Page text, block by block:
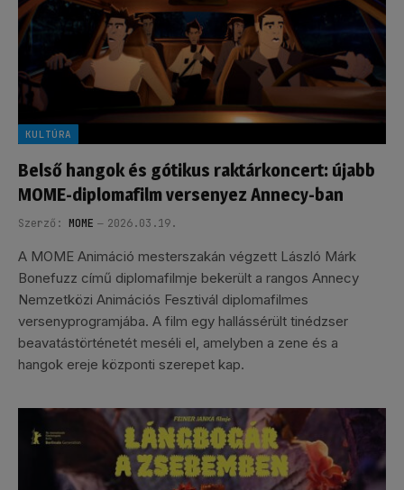
KULTÚRA
Belső hangok és gótikus raktárkoncert: újabb
MOME-diplomafilm versenyez Annecy-ban
Szerző: MOME 2026.03.19.
A MOME Animáció mesterszakán végzett László Márk
Bonefuzz című diplomafilmje bekerült a rangos Annecy
Nemzetközi Animációs Fesztivál diplomafilmes
versenyprogramjába. A film egy hallássérült tinédzser
beavatástörténetét meséli el, amelyben a zene és a
hangok ereje központi szerepet kap.